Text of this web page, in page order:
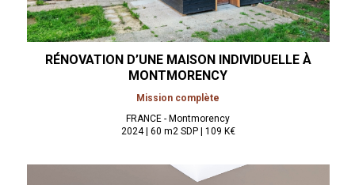
RÉNOVATION D’UNE MAISON INDIVIDUELLE À
MONTMORENCY
Mission complète
FRANCE - Montmorency
2024 | 60 m2 SDP | 109 K€